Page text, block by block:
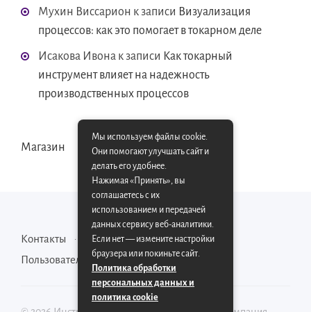
Мухин Виссарион к записи Визуализация
процессов: как это помогает в токарном деле
Исакова Ивона к записи Как токарный
инструмент влияет на надежность
производственных процессов
Магазин
Контакты
Карта сайта
Пользовательское соглашение
Мы используем файлы cookie.
Они помогают улучшать сайт и
делать его удобнее.
Нажимая «Принять», вы
соглашаетесь с их
использованием и передачей
данных сервису веб-аналитики.
Если нет — измените настройки
браузера или покиньте сайт.
Политика обработки
персональных данных и
политика cookie